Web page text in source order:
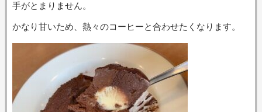
手がとまりません。
かなり甘いため、熱々のコーヒーと合わせたくなります。